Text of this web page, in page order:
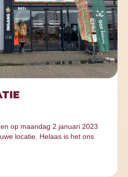
op maandag 2 januari 2023
locatie. Helaas is het ons